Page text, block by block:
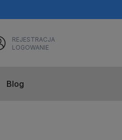
REJESTRACJA
LOGOWANIE
Blog